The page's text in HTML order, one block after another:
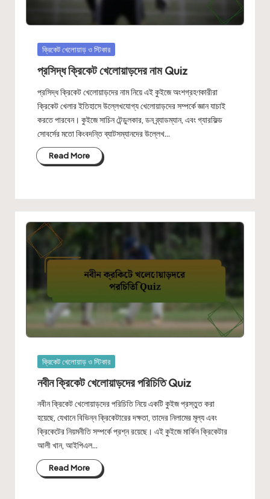
Posted
ক্রিকেট খেলোয়াড় ও স্টিকার
প্রসিদ্ধ ক্রিকেট খেলোয়াড়দের নাম Quiz
প্রসিদ্ধ ক্রিকেট খেলোয়াড়দের নাম নিয়ে এই কুইজে অংশগ্রহণকারীরা
ক্রিকেট খেলার ইতিহাসে উল্লেখযোগ্য খেলোয়াড়দের সম্পর্কে জ্ঞান যাচাই
করতে পারবেন। কুইজে সাচিন টেন্ডুলকার, ডন ব্র্যাডম্যান, এবং গ্যারফিল্ড
সোবর্সের মতো কিংবদন্তি ব্যাটসম্যানদের উল্লেখ…
Read More
Posted
ক্রিকেট খেলোয়াড় ও স্টিকার
নবীন ক্রিকেট খেলোয়াড়দের পরিচিতি Quiz
নবীন ক্রিকেট খেলোয়াড়দের পরিচিতি নিয়ে একটি কুইজ প্রস্তুত করা
হয়েছে, যেখানে বিভিন্ন ক্রিকেটারের দক্ষতা, তাদের নিলামের মূল্য এবং
ক্রিকেটের নিয়মনীতি সম্পর্কে প্রশ্ন রয়েছে। এই কুইজে মার্কিন ক্রিকেটার
আলী খান, আইপিএল…
Read More